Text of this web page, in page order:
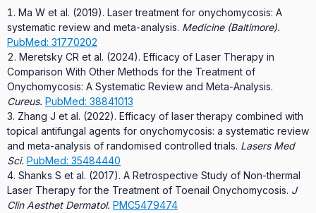
Ma W et al. (2019). Laser treatment for onychomycosis: A
systematic review and meta-analysis. Medicine (Baltimore).
PubMed: 31770202
Meretsky CR et al. (2024). Efficacy of Laser Therapy in
Comparison With Other Methods for the Treatment of
Onychomycosis: A Systematic Review and Meta-Analysis.
Cureus. PubMed: 38841013
Zhang J et al. (2022). Efficacy of laser therapy combined with
topical antifungal agents for onychomycosis: a systematic review
and meta-analysis of randomised controlled trials. Lasers Med
Sci. PubMed: 35484440
Shanks S et al. (2017). A Retrospective Study of Non-thermal
Laser Therapy for the Treatment of Toenail Onychomycosis. J
Clin Aesthet Dermatol. PMC5479474